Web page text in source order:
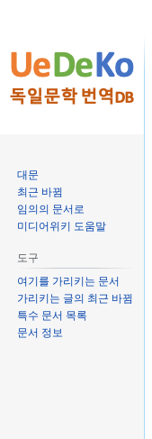
대문
최근 바뀜
임의의 문서로
미디어위키 도움말
도구
여기를 가리키는 문서
가리키는 글의 최근 바뀜
특수 문서 목록
문서 정보